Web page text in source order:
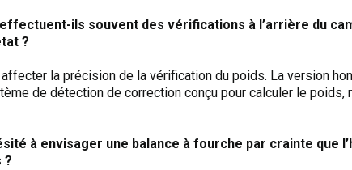
ils souvent des vérifications à l’arrière du
?
la précision de la vérification du poids. La version
de détection de correction conçu pour calculer le
à envisager une balance à fourche par crainte que
?